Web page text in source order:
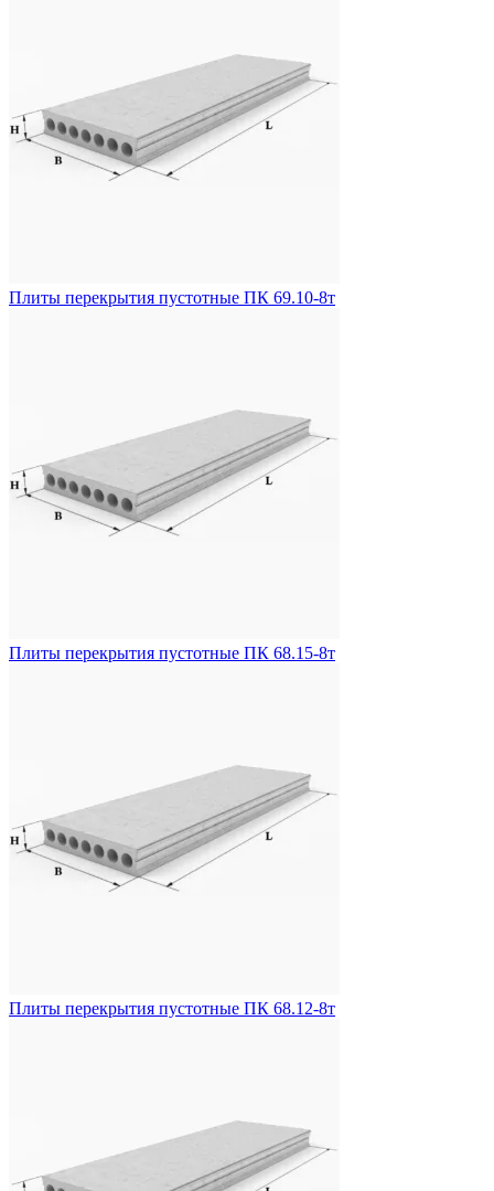
Плиты перекрытия пустотные ПК 69.10-8т
Плиты перекрытия пустотные ПК 68.15-8т
Плиты перекрытия пустотные ПК 68.12-8т